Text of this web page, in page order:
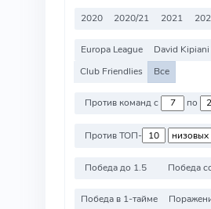
2020 2020/21 2021
Europa League David
Club Friendlies
Все
Против команд с по
Против ТОП-
Победа до 1.5 Победа
Победа в 1-тайме